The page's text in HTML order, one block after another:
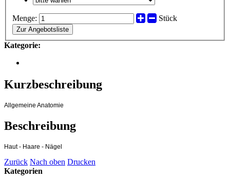
Menge: Stück
Zur Angebotsliste
Kategorie:
Kurzbeschreibung
Allgemeine Anatomie
Beschreibung
Haut - Haare - Nägel
Zurück Nach oben Drucken
Kategorien